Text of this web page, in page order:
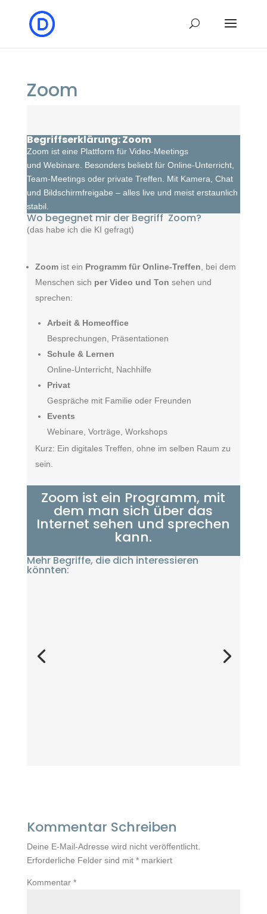
Zoom
Begriffserklärung: Zoom
Zoom ist eine Plattform für Video-Meetings
und Webinare. Besonders beliebt für Online-Unterricht,
Team-Meetings oder private Treffen. Mit Kamera, Chat
und Bildschirmfreigabe – alles live und meist erstaunlich
stabil.
Wo begegnet mir der Begriff Zoom?
(das habe ich die KI gefragt)
Zoomist ein Programm für Online-Treffen , bei dem
Menschen sich per Video und Ton sehen und
sprechen:
Arbeit & Homeoffice
Besprechungen, Präsentationen
Schule & Lernen
Online-Unterricht, Nachhilfe
Privat
Gespräche mit Familie oder Freunden
Events
Webinare, Vorträge, Workshops
Kurz: Ein digitales Treffen, ohne im selben Raum zu
sein.
Zoom ist ein Programm, mit
dem man sich über das
Internet sehen und sprechen
kann.
Mehr Begriffe, die dich interessieren
könnten:
Kommentar Schreiben
Deine E-Mail-Adresse wird nicht veröffentlicht.
Erforderliche Felder sind mit *markiert
Kommentar *